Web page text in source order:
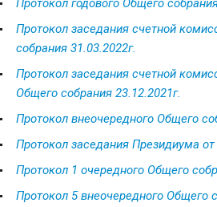
Протокол годового Общего
Протокол заседания счетной
собрания 31.03.2022г.
Протокол заседания счетной
Общего собрания 23.12.2021г.
Протокол внеочередного Общего
Протокол заседания Президиума от
Протокол 1 очередного Общего
Протокол 5 внеочередного Общего